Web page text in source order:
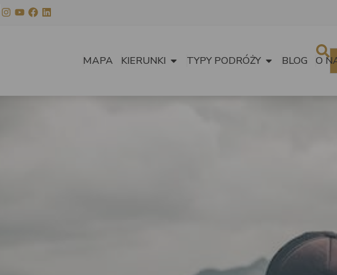
MAPA KIERUNKI TYPY PODRÓŻY BLOG O